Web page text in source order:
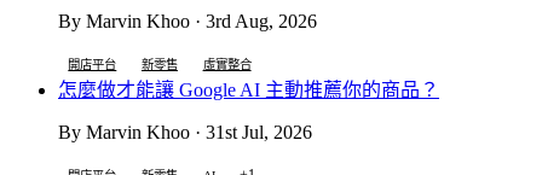
By Marvin Khoo · 3rd Aug, 2026
開店平台 新零售 虛實整合
怎麼做才能讓 Google AI 主動推薦你的商品？
By Marvin Khoo · 31st Jul, 2026